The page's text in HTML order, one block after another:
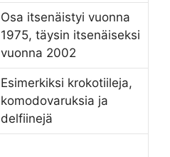
Osa itsenäistyi vuonna
1975, täysin itsenäiseksi
vuonna 2002
Esimerkiksi krokotiileja,
komodovaruksia ja
delfiinejä